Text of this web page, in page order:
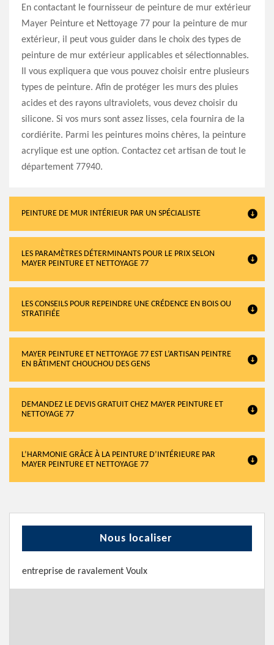
En contactant le fournisseur de peinture de mur extérieur
Mayer Peinture et Nettoyage 77 pour la peinture de mur
extérieur, il peut vous guider dans le choix des types de
peinture de mur extérieur applicables et sélectionnables.
Il vous expliquera que vous pouvez choisir entre plusieurs
types de peinture. Afin de protéger les murs des pluies
acides et des rayons ultraviolets, vous devez choisir du
silicone. Si vos murs sont assez lisses, cela fournira de la
cordiérite. Parmi les peintures moins chères, la peinture
acrylique est une option. Contactez cet artisan de tout le
département 77940.
PEINTURE DE MUR INTÉRIEUR PAR UN SPÉCIALISTE
LES PARAMÈTRES DÉTERMINANTS POUR LE PRIX SELON
MAYER PEINTURE ET NETTOYAGE 77
LES CONSEILS POUR REPEINDRE UNE CRÉDENCE EN BOIS OU
STRATIFIÉE
MAYER PEINTURE ET NETTOYAGE 77 EST L’ARTISAN PEINTRE
EN BÂTIMENT CHOUCHOU DES GENS
DEMANDEZ LE DEVIS GRATUIT CHEZ MAYER PEINTURE ET
NETTOYAGE 77
L’HARMONIE GRÂCE À LA PEINTURE D’INTÉRIEURE PAR
MAYER PEINTURE ET NETTOYAGE 77
Nous localiser
entreprise de ravalement Voulx